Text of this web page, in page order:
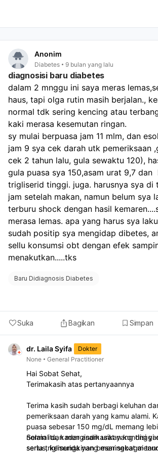
infeksi paru-paru, gangguan
Gangguan hormonal:
Alkohol
penting untuk kesehatan tubuh,
mengganggu kerja hormon insulin
dapat menyebabkan
pingsan, atau kerusakan otak. Ini
menyebabkan lonjakan gula darah,
dan meningkatkan risiko diabetes
itu, minuman beralkohol termasuk
minuman yang dapat menyebabkan
jika dikonsumsi berlebihan. Untuk
dan mencegah berbagai penyakit,
sangat disarankan untuk membatasi
konsumsi alkohol.
Anonim
Diabetes 9 bulan yang lalu
diagnosisi baru diabetes
dalam 2 mnggu ini saya meras
haus, tapi olga rutin masih berjalan.,
normal tdk sering kencing atau
kaki merasa kesemutan ringan.
sy mulai berpuasa jam 11 mlm, dan
jam 9 sya cek darah utk pemeriksaan
cek 2 tahun lalu, gula sewaktu 120),
gula puasa sya 150,asam urat 9,7 dan
trigliserid tinggi. juga. harusnya sya di
jam setelah makan, namun belum sya
terburu shock dengan hasil
merasa lemas. apa yang harus sya
sudah positip sya mengidap dibetes,
sellu konsumsi obt dengan efek
menakutkan.....tks
Baru Didiagnosis Diabetes
Suka Bagikan Simpan
dr. Laila Syifa
Dokter
None
General Practitioner
Hai Sobat Sehat,
Terimakasih atas pertanyaannya
Terima kasih sudah berbagi keluhan
pemeriksaan darah yang kamu alami.
puasa sebesar 150 mg/dL memang
normal dan mengindikasikan kondisi
serius, kemungkinan besar sebagai
Selain itu, kadar asam urat yang tinggi
serta trigliserida yang meningkat